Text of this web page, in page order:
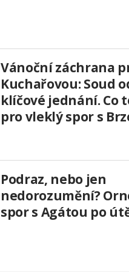
Vánoční záchrana
Kuchařovou: Soud
klíčové jednání. Co
pro vleklý spor s
Podraz, nebo jen
nedorozumění?
spor s Agátou po